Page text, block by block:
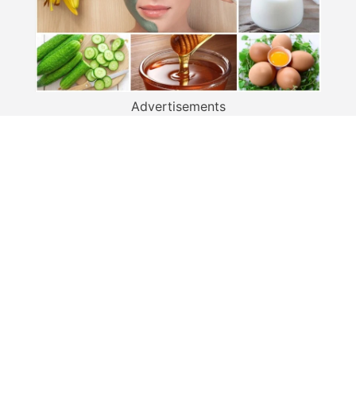
Advertisements